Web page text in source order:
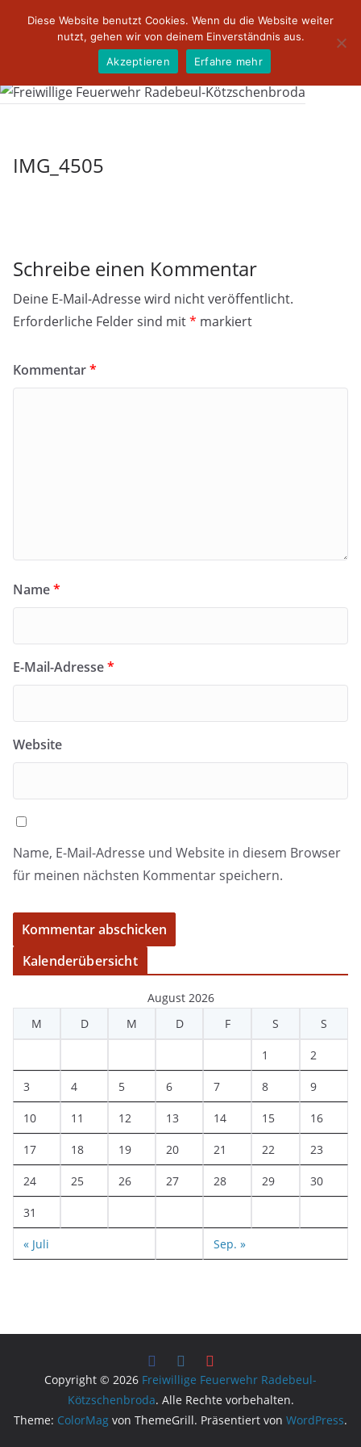
IMG_4505
Schreibe einen Kommentar
Deine E-Mail-Adresse wird nicht veröffentlicht.
Erforderliche Felder sind mit* markiert
Kommentar*
Name*
E-Mail-Adresse*
Website
Name, E-Mail-Adresse und Website in diesem Browser
für meinen nächsten Kommentar speichern.
Kalenderübersicht
August 2026
M
D M D F S S
1 2
3 4 5 6 7 8 9
10 11 12 13 14 15 16
17 18 19 20 21 22 23
24 25 26 27 28 29 30
31
« Juli Sep. »
Copyright © 2026 Freiwillige Feuerwehr Radebeul-
Kötzschenbroda. Alle Rechte vorbehalten.
Theme: ColorMag von ThemeGrill. Präsentiert von WordPress.
Diese Website benutzt Cookies. Wenn du die Website weiter
nutzt, gehen wir von deinem Einverständnis aus.
Akzeptieren
Erfahre mehr